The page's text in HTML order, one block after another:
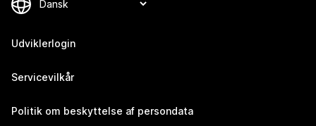
Udviklerlogin
Servicevilkår
Politik om beskyttelse af persondata